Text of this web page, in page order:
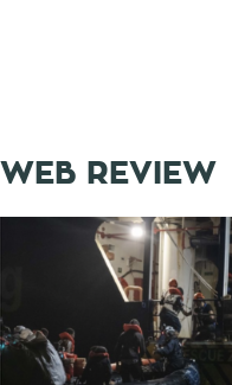
WEB REVIEW